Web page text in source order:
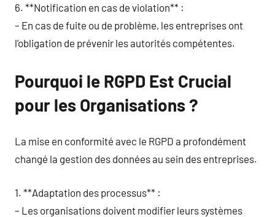
6. **Notification en cas de violation** :
– En cas de fuite ou de problème, les entreprises ont
l’obligation de prévenir les autorités compétentes.
Pourquoi le RGPD Est Crucial
pour les Organisations ?
La mise en conformité avec le RGPD a profondément
changé la gestion des données au sein des entreprises.
1. **Adaptation des processus** :
– Les organisations doivent modifier leurs systèmes